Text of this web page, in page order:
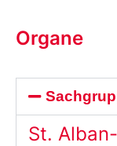
Organe
St.